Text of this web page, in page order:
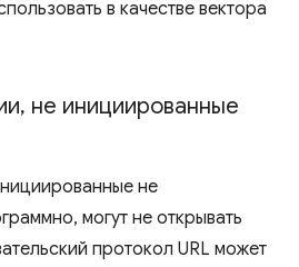
в качестве вектора
, не инициированные
не
могут не открывать
протокол URL может